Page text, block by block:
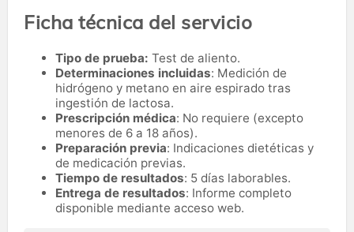
Ficha técnica del servicio
Tipo de prueba: Test de aliento.
Determinaciones incluidas: Medición de
hidrógeno y metano en aire espirado tras
ingestión de lactosa.
Prescripción médica: No requiere (excepto
menores de 6 a 18 años).
Preparación previa: Indicaciones dietéticas y
de medicación previas.
Tiempo de resultados: 5 días laborables.
Entrega de resultados: Informe completo
disponible mediante acceso web.